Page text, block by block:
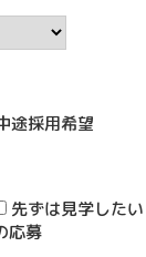
途採用希望
先ずは見学したい
応募